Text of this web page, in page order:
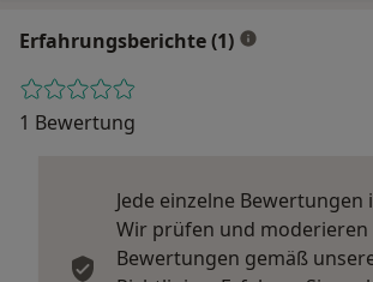
Erfahrungsberichte (1)
1 Bewertung
Jede einzelne Bewertungen
Wir prüfen und moderieren
Bewertungen gemäß